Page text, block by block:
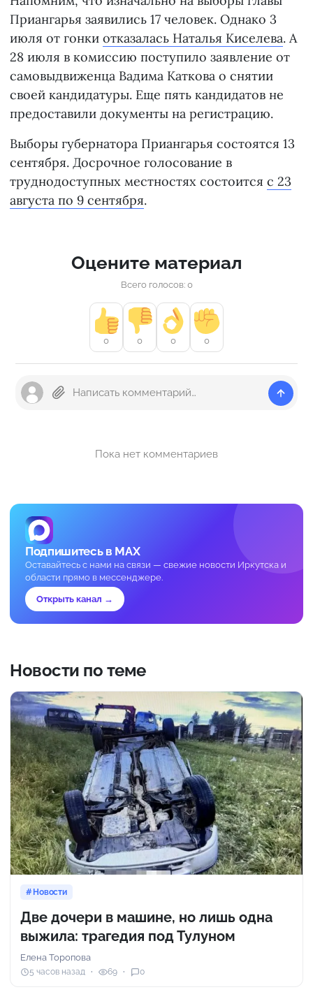
Приангарья заявились 17 человек. Однако 3
июля от гонки отказалась Наталья Киселева. А
28 июля в комиссию поступило заявление от
самовыдвиженца Вадима Каткова о снятии
своей кандидатуры. Еще пять кандидатов не
предоставили документы на регистрацию.
Выборы губернатора Приангарья состоятся 13
сентября. Досрочное голосование в
труднодоступных местностях состоится с 23
августа по 9 сентября.
Оцените материал
Всего голосов: 0
0 0 0 0
Пока нет комментариев
Подпишитесь в MAX
Оставайтесь с нами на связи — свежие новости Иркутска и
области прямо в мессенджере.
Открыть канал →
Новости по теме
Новости
Две дочери в машине, но лишь одна
выжила: трагедия под Тулуном
Елена Торопова
5 часов назад 69 0